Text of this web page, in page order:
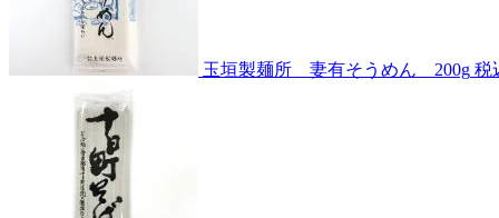
玉垣製麺所 妻有そうめん 200g